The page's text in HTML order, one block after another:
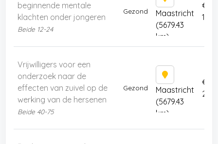
beginnende mentale
klachten onder jongeren
Beide 12-24
Gezond
Maastricht
(5679.43
km)
€
100
Vrijwilligers voor een
onderzoek naar de
effecten van zuivel op de
werking van de hersenen
Beide 40-75
Gezond
Maastricht
(5679.43
km)
€
250